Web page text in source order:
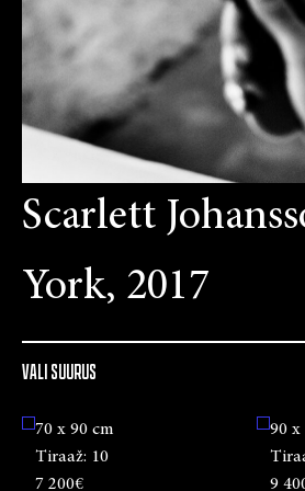
Scarlett
York, 2017
VALI SUURUS
70 x 90 cm
Tiraaž: 10
7 200€
90 x
9